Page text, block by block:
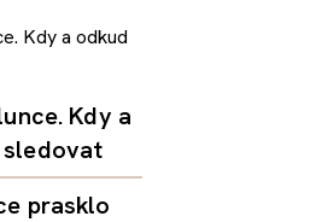
Kdy a
sledovat
prasklo